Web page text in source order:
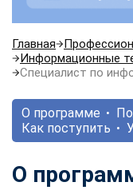
Главная
Информационные
Специалист по
О программе
Как поступить
О